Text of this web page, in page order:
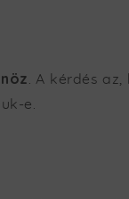
. A kérdés
e.